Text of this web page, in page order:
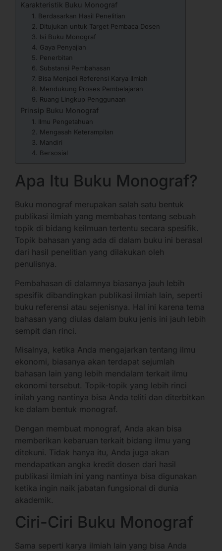
Karakteristik Buku Monograf
1. Berdasarkan Hasil Penelitian
2. Ditujukan untuk Target Pembaca Dosen
3. Isi Buku Monograf
4. Gaya Penyajian
5. Penerbitan
6. Substansi Pembahasan
7. Bisa Menjadi Referensi Karya Ilmiah
8. Mendukung Proses Pembelajaran
9. Ruang Lingkup Penggunaan
Prinsip Buku Monograf
1. Ilmu Pengetahuan
2. Mengasah Keterampilan
3. Mandiri
4. Bersosial
Apa Itu Buku Monograf?
Buku monograf merupakan salah satu bentuk
publikasi ilmiah yang membahas tentang sebuah
topik di bidang keilmuan tertentu secara spesifik.
Topik bahasan yang ada di dalam buku ini berasal
dari hasil penelitian yang dilakukan oleh
penulisnya.
Pembahasan di dalamnya biasanya jauh lebih
spesifik dibandingkan publikasi ilmiah lain, seperti
buku referensi atau sejenisnya. Hal ini karena tema
bahasan yang diulas dalam buku jenis ini jauh lebih
sempit dan rinci.
Misalnya, ketika Anda mengajarkan tentang ilmu
ekonomi, biasanya akan terdapat sejumlah
bahasan lain yang lebih mendalam terkait ilmu
ekonomi tersebut. Topik-topik yang lebih rinci
inilah yang nantinya bisa Anda teliti dan diterbitkan
ke dalam bentuk monograf.
Dengan membuat monograf, Anda akan bisa
memberikan kebaruan terkait bidang ilmu yang
ditekuni. Tidak hanya itu, Anda juga akan
mendapatkan angka kredit dosen dari hasil
publikasi ilmiah ini yang nantinya bisa digunakan
ketika ingin naik jabatan fungsional di dunia
akademik.
Ciri-Ciri Buku Monograf
Sama seperti karya ilmiah lain yang bisa Anda